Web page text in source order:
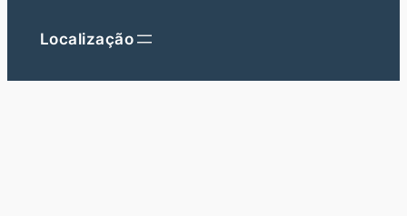
Localização